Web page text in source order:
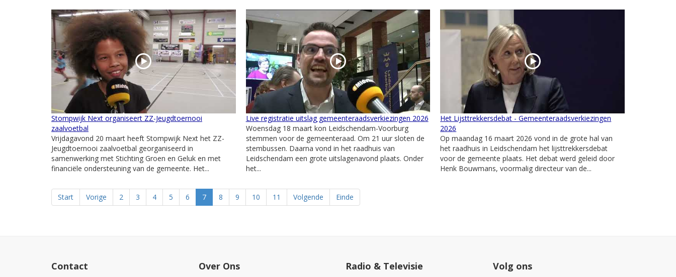
Stompwijk Next organiseert ZZ-Jeugdtoernooi
zaalvoetbal
Vrijdagavond 20 maart heeft Stompwijk Next het ZZ-
Jeugdtoernooi zaalvoetbal georganiseerd in
samenwerking met Stichting Groen en Geluk en met
financiële ondersteuning van de gemeente. Het...
Live registratie uitslag gemeenteraadsverkiezingen 2026
Woensdag 18 maart kon Leidschendam-Voorburg
stemmen voor de gemeenteraad. Om 21 uur sloten de
stembussen. Daarna vond in het raadhuis van
Leidschendam een grote uitslagenavond plaats. Onder
het...
Het Lijsttrekkersdebat - Gemeenteraadsverkiezingen
2026
Op maandag 16 maart 2026 vond in de grote hal van
het raadhuis in Leidschendam het lijsttrekkersdebat
voor de gemeente plaats. Het debat werd geleid door
Henk Bouwmans, voormalig directeur van de...
Start Vorige 2 3 4 5 6 7 8 9 10 11 Volgende Einde
Contact Over Ons Radio & Televisie Volg ons